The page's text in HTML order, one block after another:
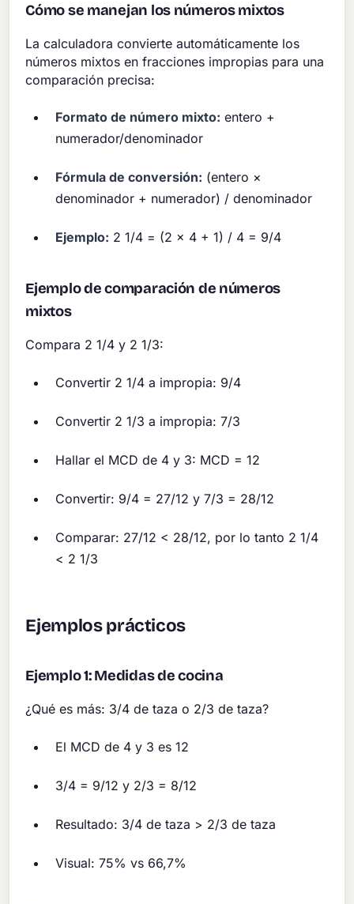
Cómo se manejan los números mixtos
La calculadora convierte automáticamente los
números mixtos en fracciones impropias para una
comparación precisa:
Formato de número mixto: entero +
numerador/denominador
Fórmula de conversión: (entero ×
denominador + numerador) / denominador
Ejemplo: 2 1/4 = (2 × 4 + 1) / 4 = 9/4
Ejemplo de comparación de números
mixtos
Compara 2 1/4 y 2 1/3:
Convertir 2 1/4 a impropia: 9/4
Convertir 2 1/3 a impropia: 7/3
Hallar el MCD de 4 y 3: MCD = 12
Convertir: 9/4 = 27/12 y 7/3 = 28/12
Comparar: 27/12 < 28/12, por lo tanto 2 1/4
< 2 1/3
Ejemplos prácticos
Ejemplo 1: Medidas de cocina
¿Qué es más: 3/4 de taza o 2/3 de taza?
El MCD de 4 y 3 es 12
3/4 = 9/12 y 2/3 = 8/12
Resultado: 3/4 de taza > 2/3 de taza
Visual: 75% vs 66,7%